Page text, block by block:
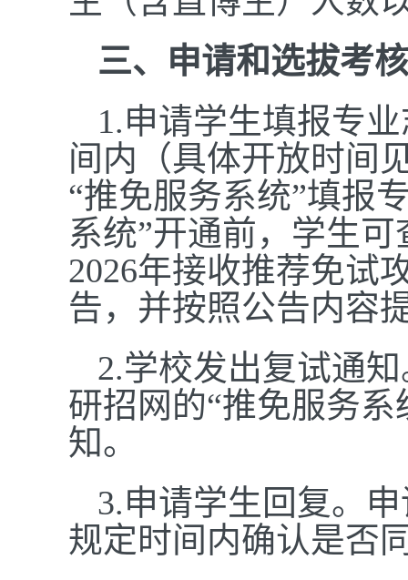
三、申请和选拔考
1.申请学生填报专
间内（具体开放时间
“推免服务系统”填报
系统”开通前，学生
2026年接收推荐免试
告，并按照公告内容
2.学校发出复试通
研招网的“推免服务
知。
3.申请学生回复。
规定时间内确认是否